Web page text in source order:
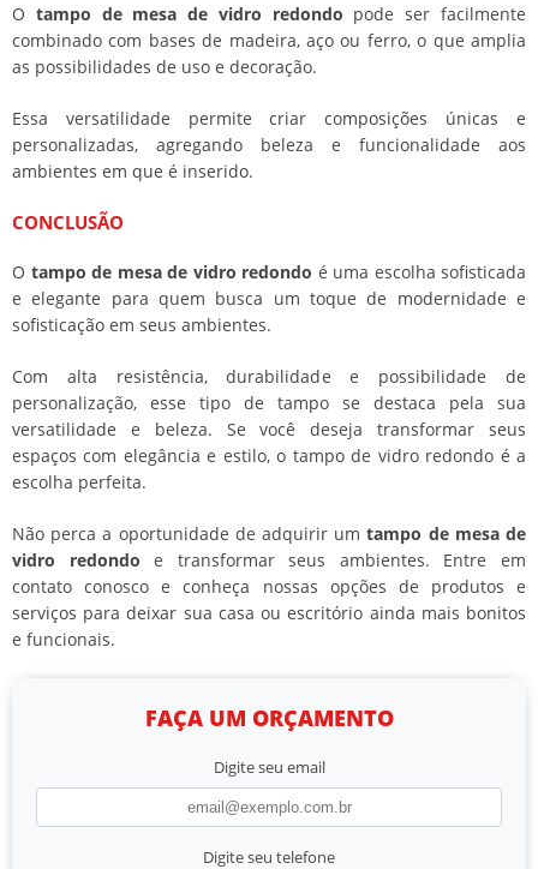
O tampo de mesa de vidro redondo pode ser facilmente
combinado com bases de madeira, aço ou ferro, o que amplia
as possibilidades de uso e decoração.
Essa versatilidade permite criar composições únicas e
personalizadas, agregando beleza e funcionalidade aos
ambientes em que é inserido.
CONCLUSÃO
O tampo de mesa de vidro redondo é uma escolha sofisticada
e elegante para quem busca um toque de modernidade e
sofisticação em seus ambientes.
Com alta resistência, durabilidade e possibilidade de
personalização, esse tipo de tampo se destaca pela sua
versatilidade e beleza. Se você deseja transformar seus
espaços com elegância e estilo, o tampo de vidro redondo é a
escolha perfeita.
Não perca a oportunidade de adquirir umtampo de mesa de
vidro redondo e transformar seus ambientes. Entre em
contato conosco e conheça nossas opções de produtos e
serviços para deixar sua casa ou escritório ainda mais bonitos
e funcionais.
FAÇA UM ORÇAMENTO
Digite seu email
Digite seu telefone